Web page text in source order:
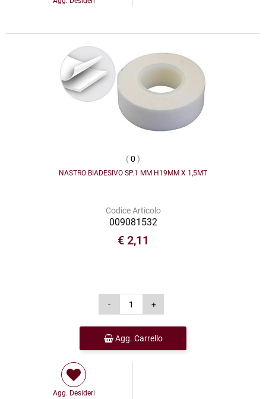
(0 )
NASTRO BIADESIVO SP.1 MM H19MM X 1,5MT
Codice Articolo
009081532
€ 2,11
Agg. Carrello
Agg. Desideri